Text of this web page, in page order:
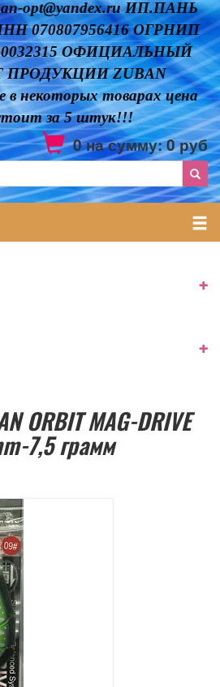
opt@yandex.ru ИП.ПАНЬ
070807956416 ОГРНИП
ОФИЦИАЛЬНЫЙ
ПРОДУКЦИИ ZUBAN
некоторых товарах цена
за 5 штук!!!
0на сумму:0руб
+
+
ORBIT MAG-DRIVE
7,5 грамм